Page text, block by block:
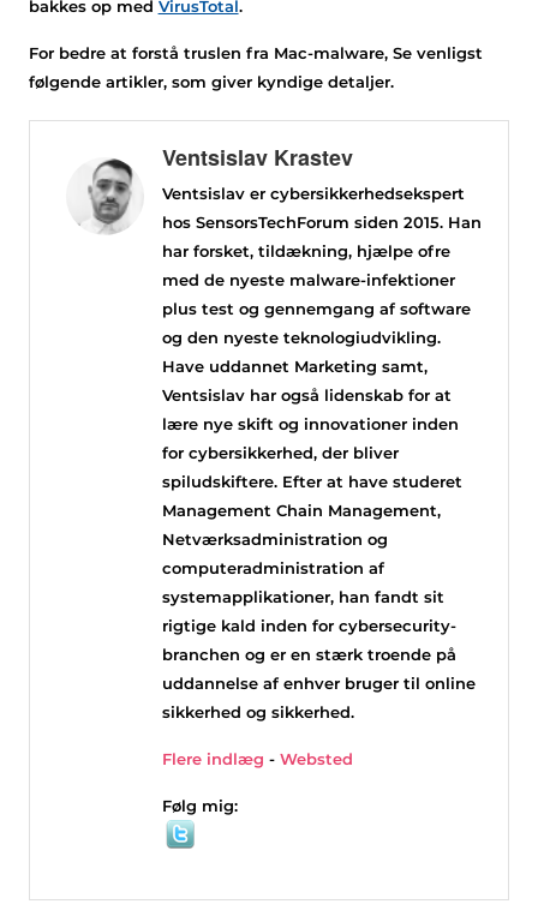
bakkes op med VirusTotal.
For bedre at forstå truslen fra Mac-malware, Se venligst
følgende artikler, som giver kyndige detaljer.
Ventsislav Krastev
Ventsislav er cybersikkerhedsekspert
hos SensorsTechForum siden 2015. Han
har forsket, tildækning, hjælpe ofre
med de nyeste malware-infektioner
plus test og gennemgang af software
og den nyeste teknologiudvikling.
Have uddannet Marketing samt,
Ventsislav har også lidenskab for at
lære nye skift og innovationer inden
for cybersikkerhed, der bliver
spiludskiftere. Efter at have studeret
Management Chain Management,
Netværksadministration og
computeradministration af
systemapplikationer, han fandt sit
rigtige kald inden for cybersecurity-
branchen og er en stærk troende på
uddannelse af enhver bruger til online
sikkerhed og sikkerhed.
Flere indlæg - Websted
Følg mig: